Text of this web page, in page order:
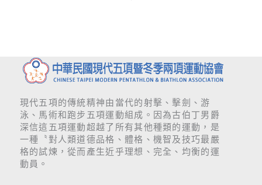
現代五項的傳統精神由當代的射擊、擊劍、游
泳、馬術和跑步五項運動組成。因為古伯丁男爵
深信這五項運動超越了所有其他種類的運動，是
一種〝對人類道德品格、體格、機智及技巧最嚴
格的試煉，從而產生近乎理想、完全、均衡的運
動員。